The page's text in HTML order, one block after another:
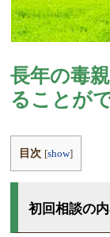
長年の毒
ることが
目次 [show]
初回相談の